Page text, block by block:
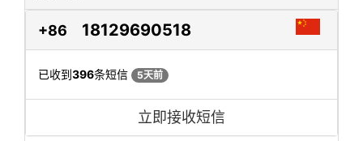
+86 18129690518
已收到396条短信 5天前
立即接收短信